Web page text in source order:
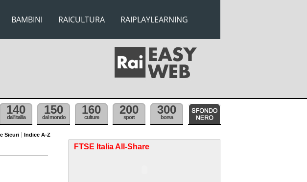
BAMBINI RAICULTURA RAIPLAYLEARNING
140
dall'itallia
150
dal mondo
160
culture
200
sport
300
borsa
Sicuri Indice A-Z
FTSE Italia All-Share